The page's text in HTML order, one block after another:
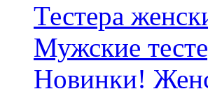
Тестера
Мужские
Новинки!